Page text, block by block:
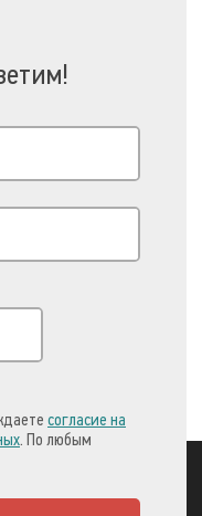
согласие на
. По любым